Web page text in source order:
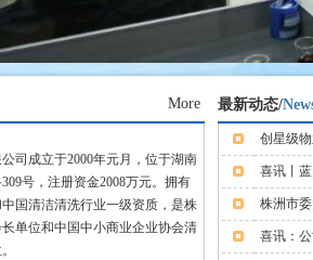
More
司成立于2000年元月，位于湖南
号，注册资金2008万元。拥有
国清洁清洗行业一级资质，是株
单位和中国中小商业企业协会清
最新动态/
创星级
喜讯丨
株洲市
喜讯：
炎陵县第一中学